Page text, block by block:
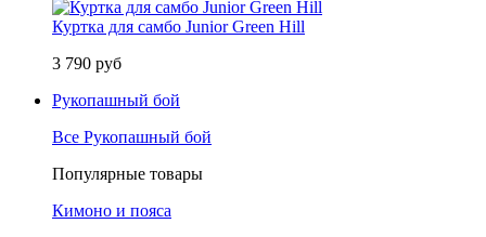
Куртка для самбо Junior Green Hill
3 790 руб
Рукопашный бой
Все Рукопашный бой
Популярные товары
Кимоно и пояса